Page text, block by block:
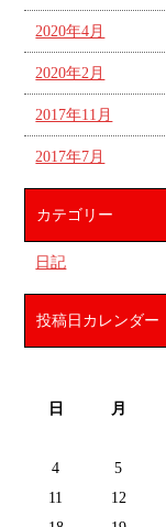
2020年4月
2020年2月
2017年11月
2017年7月
カテゴリー
日記
投稿日カレンダー
日 月
4
5
11
12